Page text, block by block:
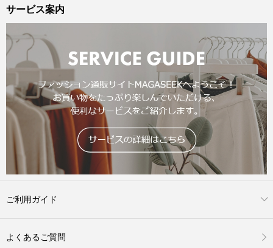
サービス案内
ご利用ガイド
よくあるご質問